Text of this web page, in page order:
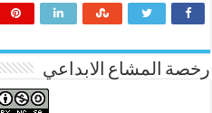
رخصة المشاع الابداعي